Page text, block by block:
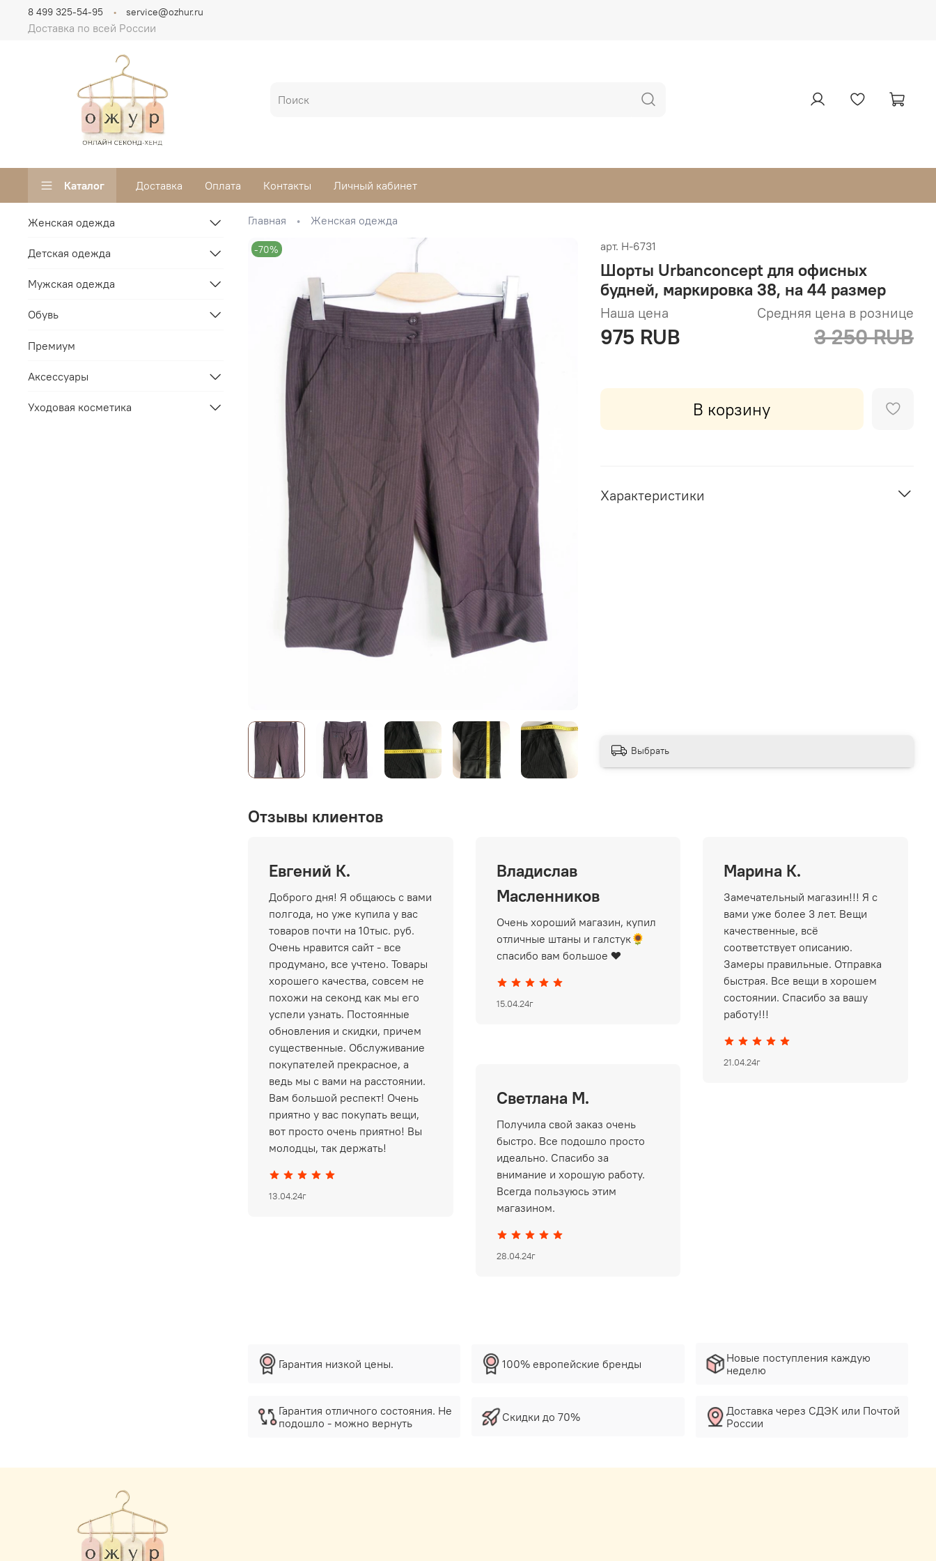
Доставка по всей России
8 499 325-54-95 service@ozhur.ru
Каталог Доставка Оплата Контакты Личный кабинет
Главная Женская одежда
-70% арт. Н-6731
Шорты Urbanconcept для офисных
будней, маркировка 38, на 44 размер
Наша цена
975 RUB
Средняя цена в рознице
3 250 RUB
В корзину
Характеристики
Выбрать
Отзывы клиентов
Евгений К.
Доброго дня! Я общаюсь с вами
полгода, но уже купила у вас
товаров почти на 10тыс. руб.
Очень нравится сайт - все
продумано, все учтено. Товары
хорошего качества, совсем не
похожи на секонд как мы его
успели узнать. Постоянные
обновления и скидки, причем
существенные. Обслуживание
покупателей прекрасное, а
ведь мы с вами на расстоянии.
Вам большой респект! Очень
приятно у вас покупать вещи,
вот просто очень приятно! Вы
молодцы, так держать!
13.04.24г
Владислав
Масленников
Очень хороший магазин, купил
отличные штаны и галстук🌻
спасибо вам большое ❤️
15.04.24г
Марина К.
Замечательный магазин!!! Я с
вами уже более 3 лет. Вещи
качественные, всё
соответствует описанию.
Замеры правильные. Отправка
быстрая. Все вещи в хорошем
состоянии. Спасибо за вашу
работу!!!
21.04.24г
Светлана М.
Получила свой заказ очень
быстро. Все подошло просто
идеально. Спасибо за
внимание и хорошую работу.
Всегда пользуюсь этим
магазином.
28.04.24г
Гарантия низкой цены.
Гарантия отличного состояния. Не
подошло - можно вернуть
100% европейские бренды
Скидки до 70%
Новые поступления каждую
неделю
Доставка через СДЭК или Почтой
России
Женская одежда
Детская одежда
Мужская одежда
Обувь
Премиум
Аксессуары
Уходовая косметика